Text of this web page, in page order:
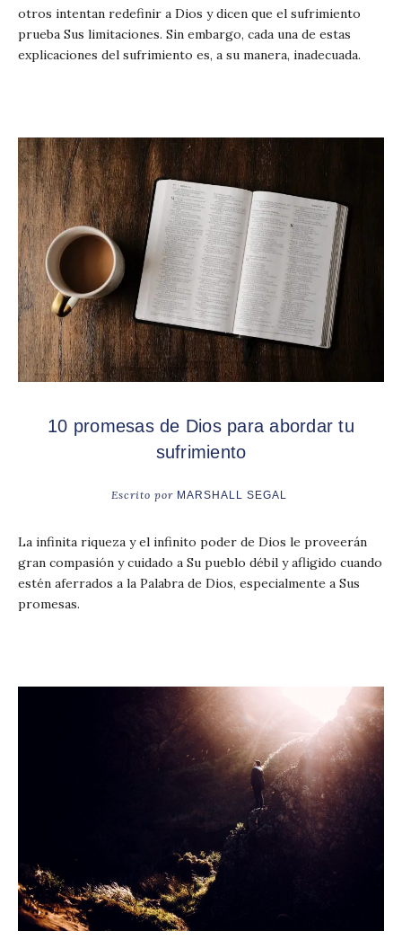
otros intentan redefinir a Dios y dicen que el sufrimiento
prueba Sus limitaciones. Sin embargo, cada una de estas
explicaciones del sufrimiento es, a su manera, inadecuada.
10 promesas de Dios para abordar tu
sufrimiento
Escrito por MARSHALL SEGAL
La infinita riqueza y el infinito poder de Dios le proveerán
gran compasión y cuidado a Su pueblo débil y afligido cuando
estén aferrados a la Palabra de Dios, especialmente a Sus
promesas.